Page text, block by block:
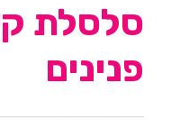
סלסלת
פנינים